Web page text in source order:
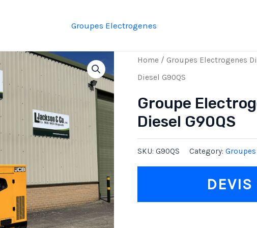
Groupes Electrogenes
Home / Groupes Electrogenes
Diesel G90QS
Groupe
Diesel G90QS
SKU: G90QS Category:
DEVIS